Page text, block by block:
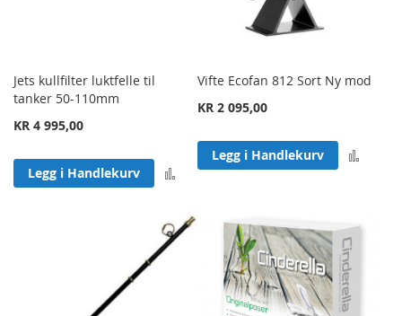
Jets kullfilter luktfelle til
tanker 50-110mm
KR 4 995,00
Legg i Handlekurv Legg til sammenligning
Vifte Ecofan 812 Sort Ny mod
KR 2 095,00
Legg i Handlekurv